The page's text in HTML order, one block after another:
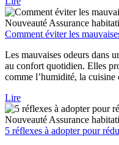
Nouveauté Assurance
Comment éviter les
Les mauvaises odeurs dans
au confort quotidien. Elles
comme l’humidité, la cuisine
Lire
Nouveauté Assurance
5 réflexes à adopter pour